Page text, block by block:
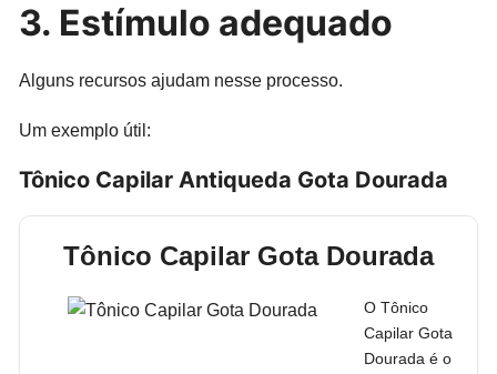
3. Estímulo adequado
Alguns recursos ajudam nesse processo.
Um exemplo útil:
Tônico Capilar Antiqueda Gota Dourada
Tônico Capilar Gota Dourada
O Tônico
Capilar Gota
Dourada é o